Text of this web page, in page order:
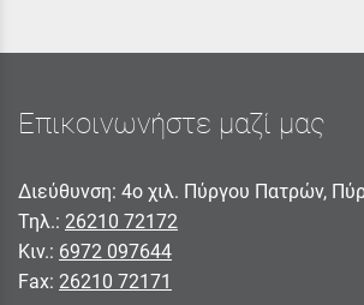
Επικοινωνήστε μαζί μας
Διεύθυνση: 4ο χιλ. Πύργου Πατρών,
Τηλ.: 26210 72172
Κιν.: 6972 097644
Fax: 26210 72171